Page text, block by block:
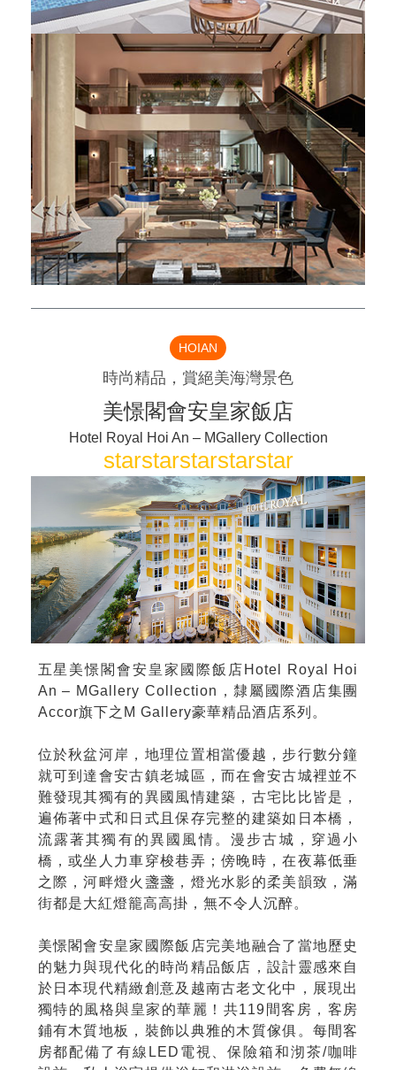
HOIAN
時尚精品，賞絕美海灣景色
美憬閣會安皇家飯店
Hotel Royal Hoi An – MGallery Collection
starstarstarstarstar
五星美憬閣會安皇家國際飯店Hotel Royal Hoi
An – MGallery Collection，隸屬國際酒店集團
Accor旗下之M Gallery豪華精品酒店系列。
位於秋盆河岸，地理位置相當優越，步行數分鐘
就可到達會安古鎮老城區，而在會安古城裡並不
難發現其獨有的異國風情建築，古宅比比皆是，
遍佈著中式和日式且保存完整的建築如日本橋，
流露著其獨有的異國風情。漫步古城，穿過小
橋，或坐人力車穿梭巷弄；傍晚時，在夜幕低垂
之際，河畔燈火盞盞，燈光水影的柔美韻致，滿
街都是大紅燈籠高高掛，無不令人沉醉。
美憬閣會安皇家國際飯店完美地融合了當地歷史
的魅力與現代化的時尚精品飯店，設計靈感來自
於日本現代精緻創意及越南古老文化中，展現出
獨特的風格與皇家的華麗！共119間客房，客房
鋪有木質地板，裝飾以典雅的木質傢俱。每間客
房都配備了有線LED電視、保險箱和沏茶/咖啡